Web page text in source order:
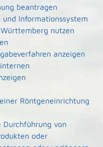
beantragen
und Informationssystem
nutzen
anzeigen
Röntgeneinrichtung
Durchführung von
oder